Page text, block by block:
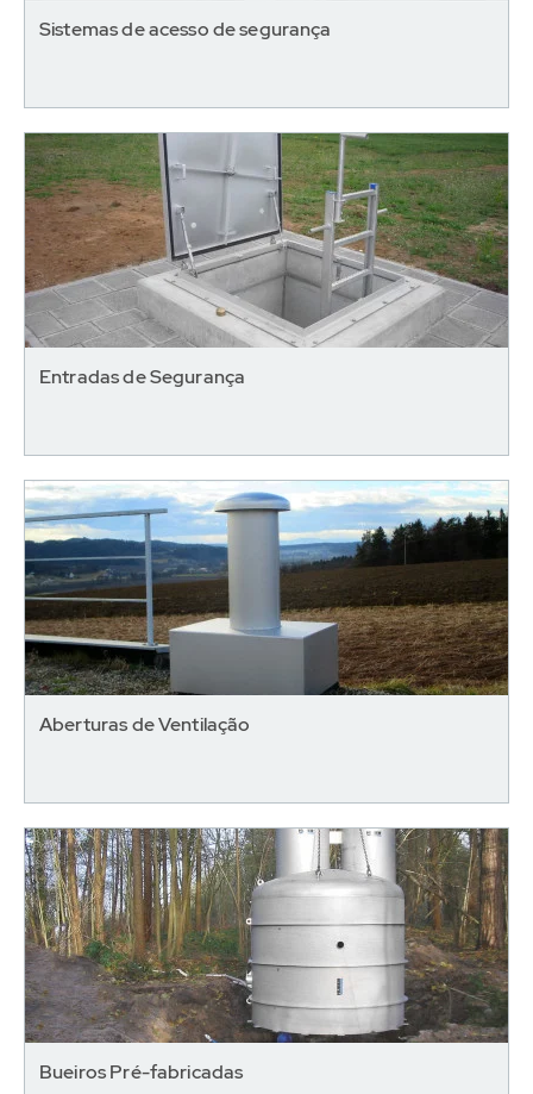
Sistemas de acesso de segurança
Entradas de Segurança
Aberturas de Ventilação
Bueiros Pré-fabricadas